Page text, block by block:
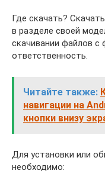
Где скачать?
в разделе своей
скачивании файлов
ответственность.
Читайте также:
навигации на
кнопки внизу
Для установки или
необходимо: